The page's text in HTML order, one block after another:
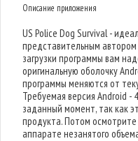
Описание приложения
US Police Dog Survival -
представительным
загрузки программы вам
оригинальную оболочку
программы меняются от
Требуемая версия Android
заданный момент, так как
продукта. Потом
аппарате незанятого